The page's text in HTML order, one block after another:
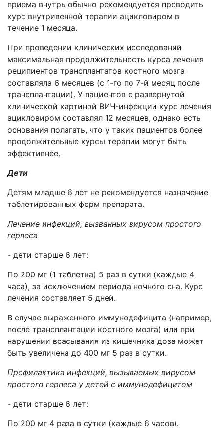
приема внутрь обычно рекомендуется проводить
курс внутривенной терапии ацикловиром в
течение 1 месяца.
При проведении клинических исследований
максимальная продолжительность курса лечения
реципиентов трансплантатов костного мозга
составляла 6 месяцев (с 1-го по 7-й месяц после
трансплантации). У пациентов с развернутой
клинической картиной ВИЧ-инфекции курс лечения
ацикловиром составлял 12 месяцев, однако есть
основания полагать, что у таких пациентов более
продолжительные курсы терапии могут быть
эффективнее.
Дети
Детям младше 6 лет не рекомендуется назначение
таблетированных форм препарата.
Лечение инфекций, вызванных вирусом простого
герпеса
- дети старше 6 лет:
По 200 мг (1 таблетка) 5 раз в сутки (каждые 4
часа), за исключением периода ночного сна. Курс
лечения составляет 5 дней.
В случае выраженного иммунодефицита (например,
после трансплантации костного мозга) или при
нарушении всасывания из кишечника доза может
быть увеличена до 400 мг 5 раз в сутки.
Профилактика инфекций, вызываемых вирусом
простого герпеса у детей с иммунодефицитом
- дети старше 6 лет:
По 200 мг 4 раза в сутки (каждые 6 часов).